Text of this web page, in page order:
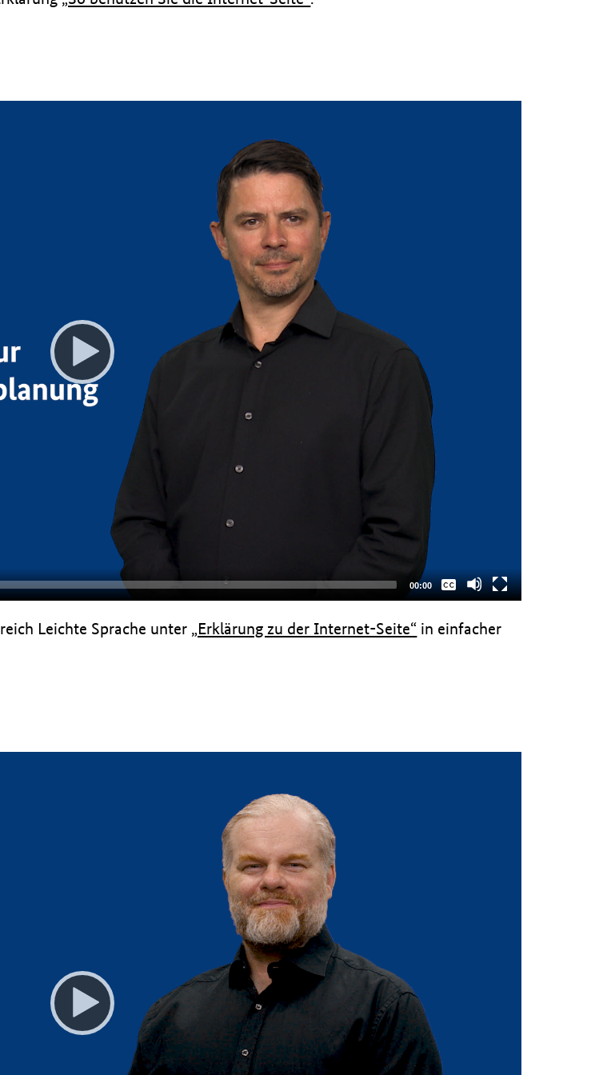
Gesamtlaufzeit
00:00
Keine
Deutsch
Leichte Sprache unter „Erklärung zu der Internet-Seite“ in einfacher